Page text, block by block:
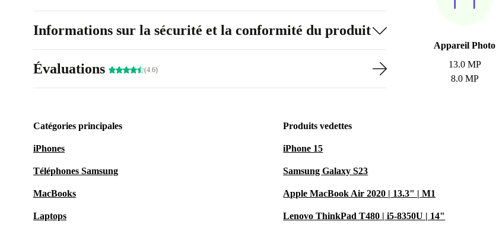
Appareil Photo
13.0 MP
8.0 MP
Informations sur la sécurité et la conformité du produit
Évaluations (4.6)
Catégories principales
iPhones
Téléphones Samsung
MacBooks
Laptops
Produits vedettes
iPhone 15
Samsung Galaxy S23
Apple MacBook Air 2020 | 13.3" | M1
Lenovo ThinkPad T480 | i5-8350U | 14"